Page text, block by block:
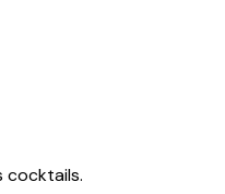
cocktails.